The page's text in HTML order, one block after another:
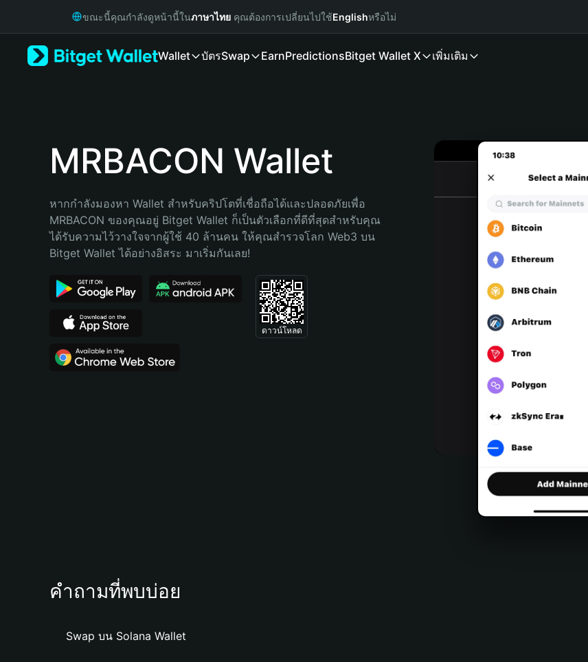
Русский
Bahasa Indonesia
Português (Brasil)
ขณะนี้คุณกำลังดูหน้านี้ในภาษาไทย คุณต้องการเปลี่ยนไปใช้Englishหรือไม่
Wallet บัตรSwap EarnPredictionsBitget Wallet X เพิ่มเติม
MRBACON Wallet
หากกำลังมองหา Wallet สำหรับคริปโตที่เชื่อถือได้และปลอดภัยเพื่อ
MRBACON ของคุณอยู่ Bitget Wallet ก็เป็นตัวเลือกที่ดีที่สุดสำหรับคุณ
ได้รับความไว้วางใจจากผู้ใช้ 40 ล้านคน ให้คุณสำรวจโลก Web3 บน
Bitget Wallet ได้อย่างอิสระ มาเริ่มกันเลย!
ดาวน์โหลด
คำถามที่พบบ่อย
Swap บน Solana Wallet